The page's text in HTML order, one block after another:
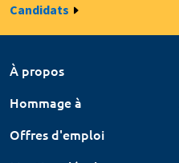
Candidats
À propos
Hommage à
Offres d'emploi